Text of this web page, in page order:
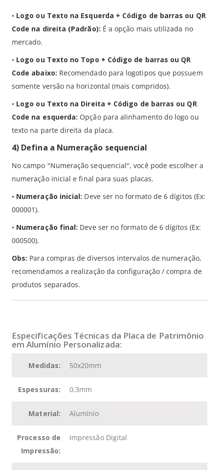
• Logo ou Texto na Esquerda + Código de barras ou QR
Code na direita (Padrão): É a opção mais utilizada no
mercado.
• Logo ou Texto no Topo + Código de barras ou QR
Code abaixo: Recomendado para logotipos que possuem
somente versão na horizontal (mais compridos).
• Logo ou Texto na Direita + Código de barras ou QR
Code na esquerda: Opção para alinhamento do logo ou
texto na parte direita da placa.
4) Defina a Numeração sequencial
No campo "Numeração sequencial", você pode escolher a
numeração inicial e final para suas placas.
• Numeração inicial: Deve ser no formato de 6 dígitos (Ex:
000001).
• Numeração final: Deve ser no formato de 6 dígitos (Ex:
000500).
Obs: Para compras de diversos intervalos de numeração,
recomendamos a realização da configuração / compra de
produtos separados.
Especificações Técnicas da Placa de Patrimônio
em Alumínio Personalizada:
Medidas: 50x20mm
Espessuras: 0,3mm
Material: Alumínio
Processo de
Impressão:
Impressão Digital